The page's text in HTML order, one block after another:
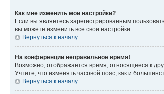
Как мне изменить мои настройки?
Если вы являетесь зарегистрированным
вы можете изменить все свои настройки.
Вернуться к началу
На конференции неправильное время!
Возможно, отображается время, относящееся к
Учтите, что изменять часовой пояс, как и
Вернуться к началу